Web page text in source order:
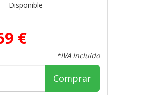
Disponible
€
*IVA Incluido
Comprar